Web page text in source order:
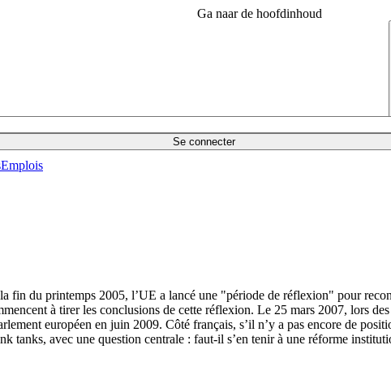
Ga naar de hoofdinhoud
Se connecter
Emplois
fin du printemps 2005, l’UE a lancé une "période de réflexion" pour
à tirer les conclusions de cette réflexion. Le 25 mars 2007, lors
européen en juin 2009. Côté français, s’il n’y a pas encore de
tanks, avec une question centrale : faut-il s’en tenir à une réforme